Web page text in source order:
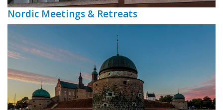
Nordic Meetings & Retreats